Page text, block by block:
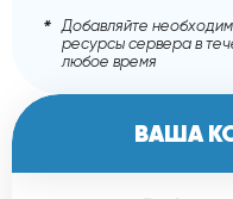
Добавляйте
ресурсы сервера в
любое время
ВАША